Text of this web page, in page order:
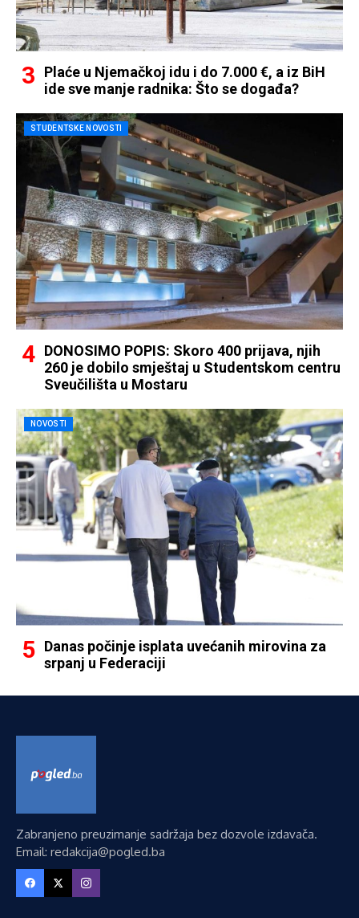
Plaće u Njemačkoj idu i do 7.000 €, a iz BiH
ide sve manje radnika: Što se događa?
STUDENTSKE NOVOSTI
DONOSIMO POPIS: Skoro 400 prijava, njih
260 je dobilo smještaj u Studentskom centru
Sveučilišta u Mostaru
NOVOSTI
Danas počinje isplata uvećanih mirovina za
srpanj u Federaciji
Zabranjeno preuzimanje sadržaja bez dozvole izdavača.
Email: redakcija@pogled.ba